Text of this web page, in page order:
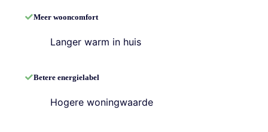
Meer wooncomfort
Langer warm in huis
Betere energielabel
Hogere woningwaarde